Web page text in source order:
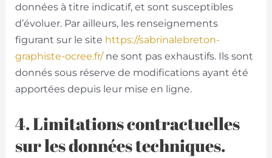
données à titre indicatif, et sont susceptibles
d’évoluer. Par ailleurs, les renseignements
figurant sur le site https://sabrinalebreton-
graphiste-ocree.fr/ne sont pas exhaustifs. Ils sont
donnés sous réserve de modifications ayant été
apportées depuis leur mise en ligne.
4. Limitations contractuelles
sur les données techniques.